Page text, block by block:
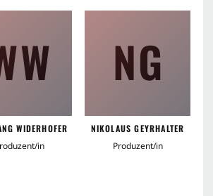
WIDERHOFER
in
NG
NIKOLAUS GEYRHALTER
Produzent/in